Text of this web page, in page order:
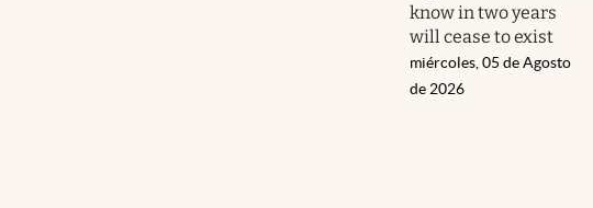
know in two years
will cease to exist
miércoles, 05 de Agosto
de 2026